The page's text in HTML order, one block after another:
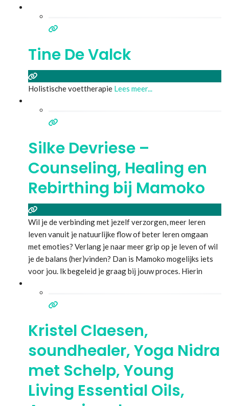
niet altijd over rozen. Ze kampte vaak met
Tine De Valck
Holistische voettherapie Lees meer...
Silke Devriese –
Counseling, Healing en
Rebirthing bij Mamoko
Wil je de verbinding met jezelf verzorgen, meer leren
leven vanuit je natuurlijke flow of beter leren omgaan
met emoties? Verlang je naar meer grip op je leven of wil
je de balans (her)vinden? Dan is Mamoko mogelijks iets
voor jou. Ik begeleid je graag bij jouw proces. Hierin
Lees meer...
Kristel Claesen,
soundhealer, Yoga Nidra
met Schelp, Young
Living Essential Oils,